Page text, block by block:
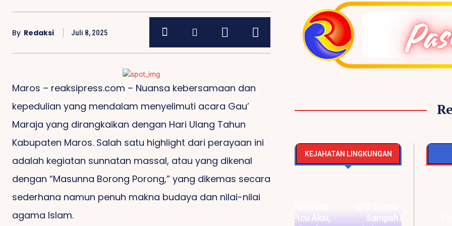
By Redaksi Juli 8, 2025
Maros – reaksipress.com – Nuansa kebersamaan dan
kepedulian yang mendalam menyelimuti acara Gau’
Maraja yang dirangkaikan dengan Hari Ulang Tahun
Kabupaten Maros. Salah satu highlight dari perayaan ini
adalah kegiatan sunnatan massal, atau yang dikenal
dengan “Masunna Borong Porong,” yang dikemas secara
sederhana namun penuh makna budaya dan nilai-nilai
agama Islam.
KEJAHATAN LINGKUNGAN
Wartawan Picu Aksi,
Isu PHK Massal Di